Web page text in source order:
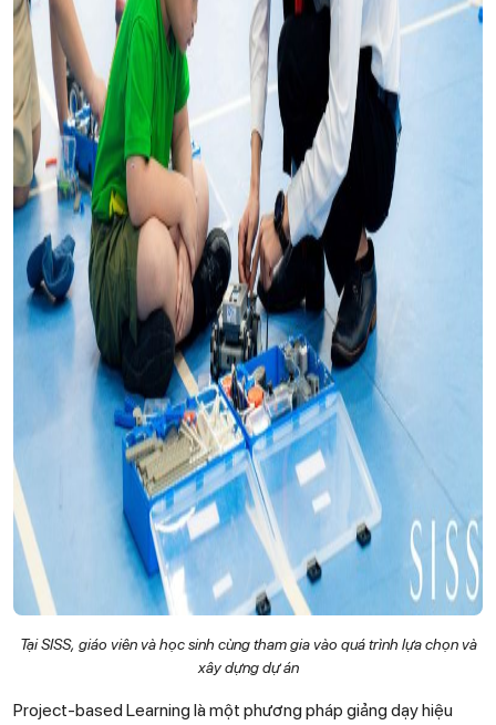
Tại SISS, giáo viên và học sinh cùng tham gia vào quá trình lựa chọn và
xây dựng dự án
Project-based Learning là một phương pháp giảng dạy hiệu